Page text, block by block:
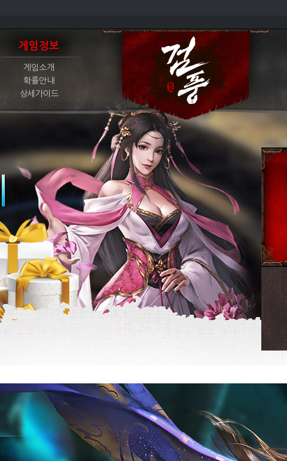
게임정보
게임소개
확률안내
상세가이드